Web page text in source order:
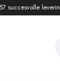
succesvolle